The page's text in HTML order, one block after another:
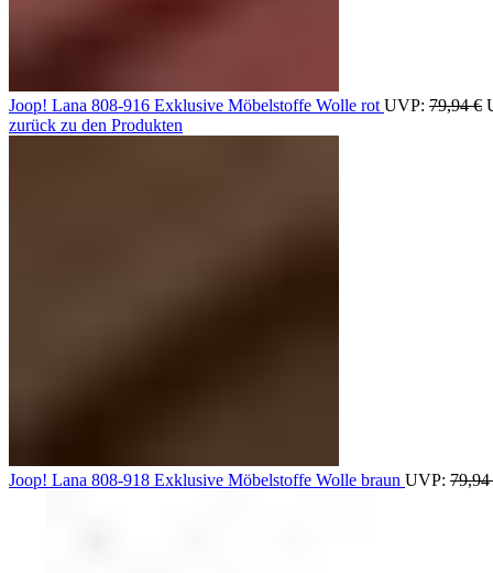
Joop! Lana 808-916 Exklusive Möbelstoffe Wolle rot UVP: 79,94€
zurück zu den Produkten
Joop! Lana 808-918 Exklusive Möbelstoffe Wolle braun UVP: 79,94